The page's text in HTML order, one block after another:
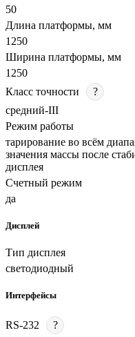
50
Длина платформы, мм
1250
Ширина платформы, мм
1250
Класс точности
?
средний-III
Режим работы
тарирование во всём
значения массы после
дисплея
Счетный режим
да
Дисплей
Тип дисплея
светодиодный
Интерфейсы
RS-232 ?